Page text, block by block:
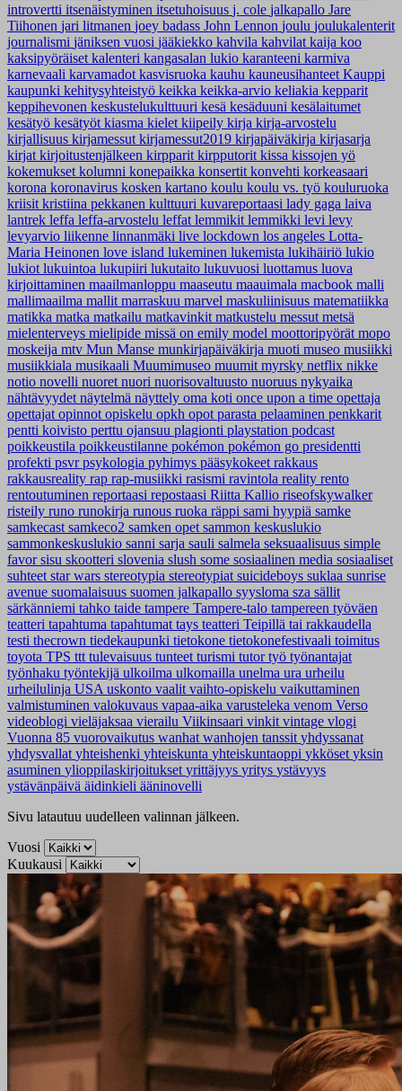
introvertti itsenäistyminen itsetuhoisuus j. cole jalkapallo Jare
Tiihonen jari litmanen joey badass John Lennon joulu joulukalenterit
journalismi jäniksen vuosi jääkiekko kahvila kahvilat kaija koo
kaksipyöräiset kalenteri kangasalan lukio karanteeni karmiva
karnevaali karvamadot kasvisruoka kauhu kauneusihanteet Kauppi
kaupunki kehitysyhteistyö keikka keikka-arvio keliakia kepparit
keppihevonen keskustelukulttuuri kesä kesäduuni kesälaitumet
kesätyö kesätyöt kiasma kielet kiipeily kirja kirja-arvostelu
kirjallisuus kirjamessut kirjamessut2019 kirjapäiväkirja kirjasarja
kirjat kirjoitustenjälkeen kirpparit kirpputorit kissa kissojen yö
kokemukset kolumni konepaikka konsertit konvehti korkeasaari
korona koronavirus kosken kartano koulu koulu vs. työ kouluruoka
kriisit kristiina pekkanen kulttuuri kuvareportaasi lady gaga laiva
lantrek leffa leffa-arvostelu leffat lemmikit lemmikki levi levy
levyarvio liikenne linnanmäki live lockdown los angeles Lotta-
Maria Heinonen love island lukeminen lukemista lukihäiriö lukio
lukiot lukuintoa lukupiiri lukutaito lukuvuosi luottamus luova
kirjoittaminen maailmanloppu maaseutu maauimala macbook malli
mallimaailma mallit marraskuu marvel maskuliinisuus matematiikka
matikka matka matkailu matkavinkit matkustelu messut metsä
mielenterveys mielipide missä on emily model moottoripyörät mopo
moskeija mtv Mun Manse munkirjapäiväkirja muoti museo musiikki
musiikkiala musikaali Muumimuseo muumit myrsky netflix nikke
notio novelli nuoret nuori nuorisovaltuusto nuoruus nykyaika
nähtävyydet näytelmä näyttely oma koti once upon a time opettaja
opettajat opinnot opiskelu opkh opot parasta pelaaminen penkkarit
pentti koivisto perttu ojansuu plagionti playstation podcast
poikkeustila poikkeustilanne pokémon pokémon go presidentti
profekti psvrpsykologia pyhimys pääsykokeet rakkaus
rakkausreality rap rap-musiikki rasismi ravintola reality rento
rentoutuminen reportaasi repostaasi Riitta Kallio riseofskywalker
risteily runo runokirja runous ruoka räppi sami hyypiä samke
samkecast samkeco2 samken opet sammon keskuslukio
sammonkeskuslukio sanni sarja sauli salmela seksuaalisuus simple
favorsisu skootteri slovenia slush some sosiaalinen media sosiaaliset
suhteet star wars stereotypia stereotypiat suicideboys suklaa sunrise
avenue suomalaisuus suomen jalkapallo syysloma sza sällit
särkänniemi tahko taide tampere Tampere-talo tampereen työväen
teatteri tapahtuma tapahtumat tays teatteri Teipillä tai rakkaudella
testi thecrown tiedekaupunki tietokone tietokonefestivaali toimitus
toyota TPS ttt tulevaisuus tunteet turismi tutortyö työnantajat
työnhaku työntekijä ulkoilma ulkomailla unelma ura urheilu
urheilulinja USA uskonto vaalit vaihto-opiskelu vaikuttaminen
valmistuminen valokuvaus vapaa-aika varusteleka venom Verso
videoblogi vieläjaksaa vierailu Viikinsaari vinkit vintage vlogi
Vuonna 85 vuorovaikutus wanhat wanhojen tanssit yhdyssanat
yhdysvallat yhteishenki yhteiskunta yhteiskuntaoppi ykköset yksin
asuminen ylioppilaskirjoitukset yrittäjyys yritys ystävyys
ystävänpäivä äidinkieli ääninovelli
Sivu latautuu uudelleen valinnan jälkeen.
Vuosi
Kuukausi